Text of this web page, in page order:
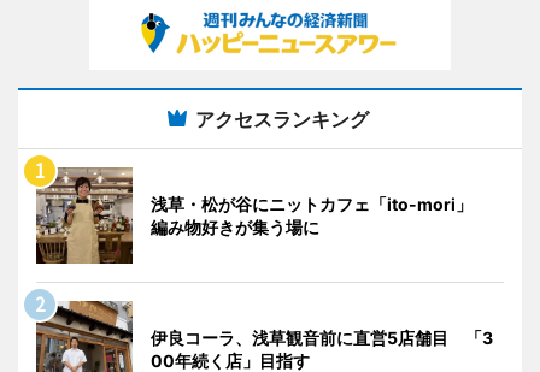
アクセスランキング
浅草・松が谷にニットカフェ「ito-mori」
編み物好きが集う場に
伊良コーラ、浅草観音前に直営5店舗目 「3
00年続く店」目指す